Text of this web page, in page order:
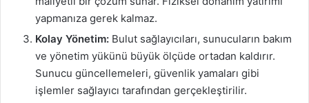
yapmanıza gerek kalmaz.
Kolay Yönetim: Bulut sağlayıcıları, sunucuların bakım
ve yönetim yükünü büyük ölçüde ortadan kaldırır.
Sunucu güncellemeleri, güvenlik yamaları gibi
işlemler sağlayıcı tarafından gerçekleştirilir.